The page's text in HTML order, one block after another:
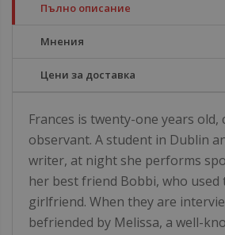
Пълно описание
Мнения
Цени за доставка
Frances is twenty-one years old,
observant. A student in Dublin
writer, at night she performs
her best friend Bobbi, who used
girlfriend. When they are
befriended by Melissa, a well-